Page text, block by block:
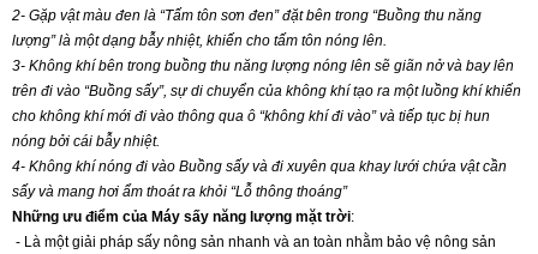
2- Gặp vật màu đen là “Tấm tôn sơn đen” đặt bên trong “Buồng thu năng
lượng” là một dạng bẫy nhiệt, khiến cho tấm tôn nóng lên.
3- Không khí bên trong buồng thu năng lượng nóng lên sẽ giãn nở và bay lên
trên đi vào “Buồng sấy”, sự di chuyển của không khí tạo ra một luồng khí khiến
cho không khí mới đi vào thông qua ô “không khí đi vào” và tiếp tục bị hun
nóng bởi cái bẫy nhiệt.
4- Không khí nóng đi vào Buồng sấy và đi xuyên qua khay lưới chứa vật cần
sấy và mang hơi ẩm thoát ra khỏi “Lỗ thông thoáng”
Những ưu điểm của Máy sấy năng lượng mặt trời:
- Là một giải pháp sấy nông sản nhanh và an toàn nhằm bảo vệ nông sản